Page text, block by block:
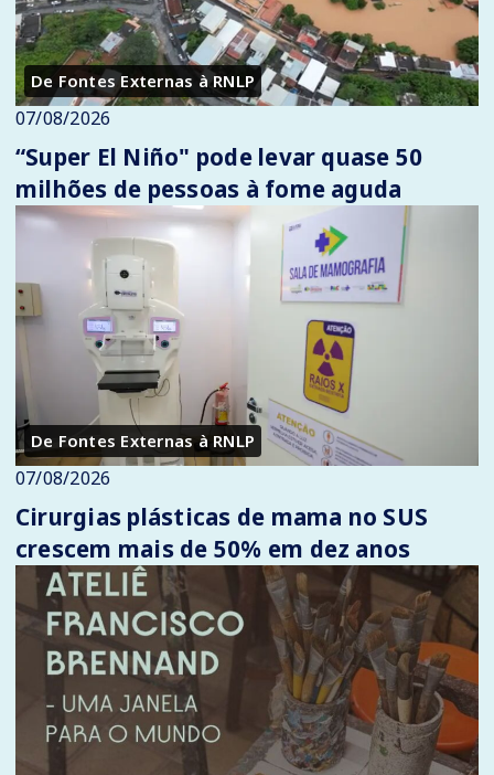
De Fontes Externas à RNLP
07/08/2026
“Super El Niño" pode levar quase 50
milhões de pessoas à fome aguda
De Fontes Externas à RNLP
07/08/2026
Cirurgias plásticas de mama no SUS
crescem mais de 50% em dez anos